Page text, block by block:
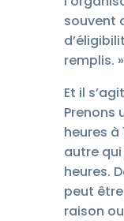
souvent
remplis. »
Et il
Prenons
heures à
autre qui
heures.
peut
raison